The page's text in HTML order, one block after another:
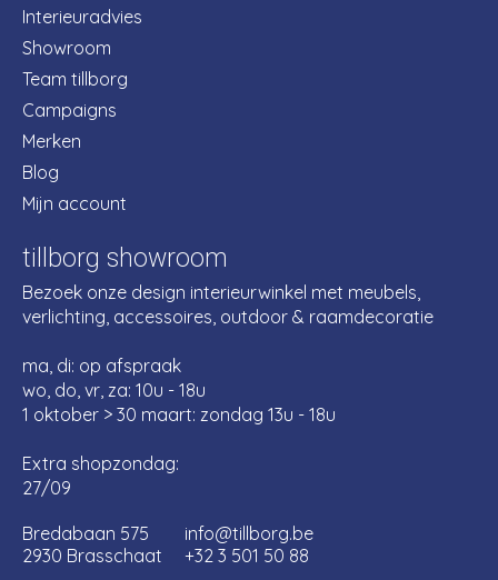
Interieuradvies
Showroom
Team tillborg
Campaigns
Merken
Blog
Mijn account
tillborg showroom
Bezoek onze design interieurwinkel met meubels,
verlichting, accessoires, outdoor & raamdecoratie
ma, di: op afspraak
wo, do, vr, za: 10u - 18u
1 oktober > 30 maart: zondag 13u - 18u
Extra shopzondag:
27/09
Bredabaan 575
2930 Brasschaat
info@tillborg.be
+32 3 501 50 88